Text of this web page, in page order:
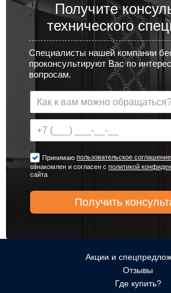
Получите
технического
Специалисты нашей компании
проконсультируют Вас по
вопросам.
Принимаюпользовательское соглашение
ознакомлен и согласен сполитикой
сайта
Акции и
Отзывы
Где купить?